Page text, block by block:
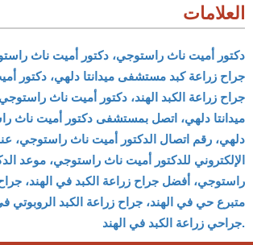
العلامات
دكتور أميت ناث راستوجي، دكتور أميت ناث
جراح زراعة كبد مستشفى ميدانتا دلهي، دكتور
جراح زراعة الكبد الهند، دكتور أميت ناث
ميدانتا دلهي، اتصل بمستشفى دكتور أميت ناث
دلهي، رقم اتصال الدكتور أميت ناث راستوجي،
الإلكتروني للدكتور أميت ناث راستوجي، موعد
راستوجي، أفضل جراح زراعة الكبد في الهند،
متبرع حي في الهند، جراح زراعة الكبد الروبوتي
جراحي زراعة الكبد في الهند.